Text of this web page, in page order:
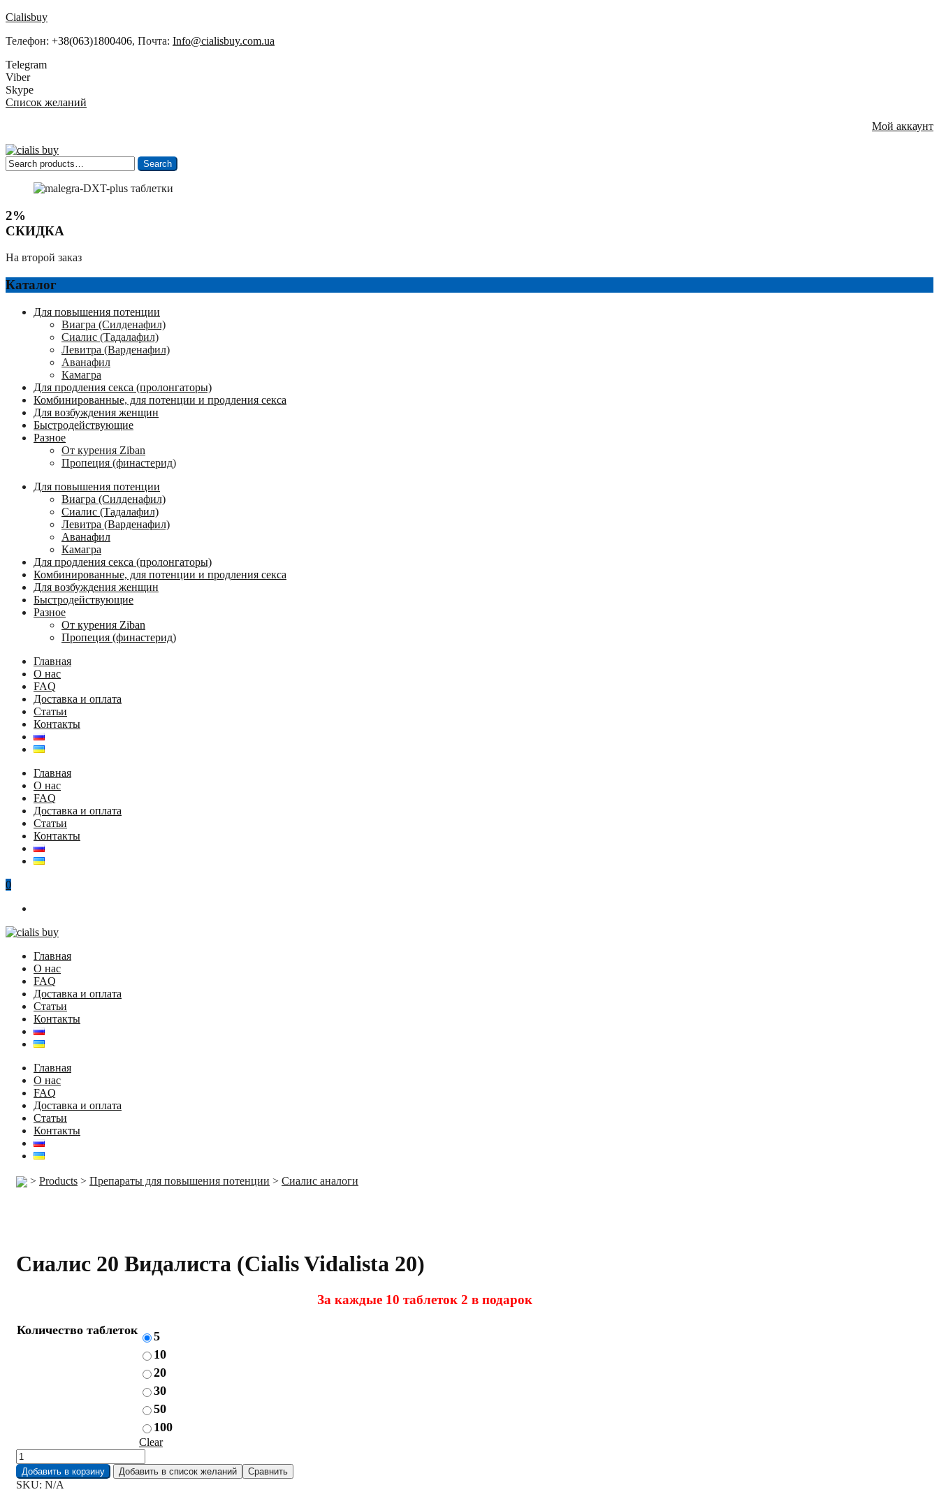
Cialisbuy
Телефон: +38(063)1800406, Почта: Info@cialisbuy.com.ua
Telegram
Viber
Skype
Список желаний
Мой аккаунт
Search
for:
Search
2%
СКИДКА
На второй заказ
Каталог
Для повышения потенции
Виагра (Силденафил)
Сиалис (Тадалафил)
Левитра (Варденафил)
Аванафил
Камагра
Для продления секса (пролонгаторы)
Комбинированные, для потенции и продления секса
Для возбуждения женщин
Быстродействующие
Разное
От курения Ziban
Пропеция (финастерид)
Для повышения потенции
Виагра (Силденафил)
Сиалис (Тадалафил)
Левитра (Варденафил)
Аванафил
Камагра
Для продления секса (пролонгаторы)
Комбинированные, для потенции и продления секса
Для возбуждения женщин
Быстродействующие
Разное
От курения Ziban
Пропеция (финастерид)
Главная
О нас
FAQ
Доставка и оплата
Статьи
Контакты
Главная
О нас
FAQ
Доставка и оплата
Статьи
Контакты
0
Главная
О нас
FAQ
Доставка и оплата
Статьи
Контакты
Главная
О нас
FAQ
Доставка и оплата
Статьи
Контакты
> Products > Препараты для повышения потенции > Сиалис аналоги
Сиалис 20 Видалиста (Cialis Vidalista 20)
За каждые 10 таблеток 2 в подарок
Количество таблеток
5
10
20
30
50
100
Clear
Сиалис
20
Видалиста
Добавить в корзину Добавить в список желаний Сравнить
SKU: N/A